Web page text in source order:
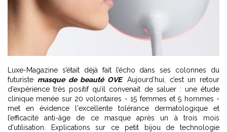
Luxe-Magazine s’était déjà fait l’écho dans ses colonnes du
futuriste masque de beauté OVE. Aujourd’hui, c’est un retour
d’expérience très positif qu’il convenait de saluer : une étude
clinique menée sur 20 volontaires - 15 femmes et 5 hommes -
met en évidence l'excellente tolérance dermatologique et
l’efficacité anti-âge de ce masque après un à trois mois
d'utilisation. Explications sur ce petit bijou de technologie